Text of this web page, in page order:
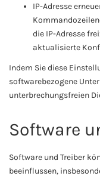
IP-Adresse
die IP-Adresse
aktualisierte
Indem Sie diese
softwarebezogene
unterbrechungsfreien
Software
Software und Treiber
beeinflussen,